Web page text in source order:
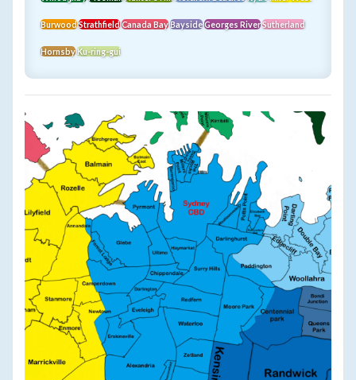
BurwoodStrathfieldCanada BayBaysideGeorges RiverSutherland
HornsbyKu-ring-gui